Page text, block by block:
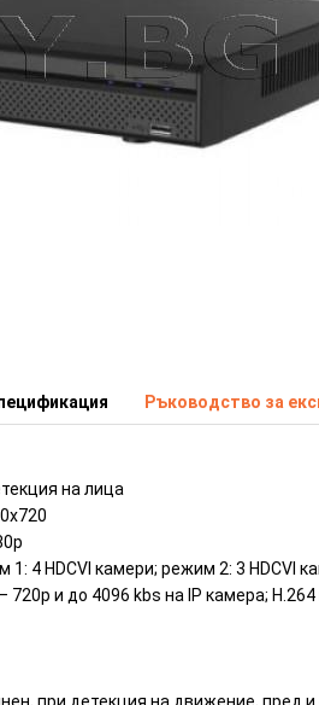
i-HCVR - Dahua (Номер: DH22)
Ръководство за
на лица
4 HDCVI камери; режим 2: 3 HDCVI
720р и до 4096 kbs на IP камера;